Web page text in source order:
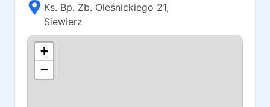
Ks. Bp. Zb. Oleśnickiego 21,
Siewierz
+
−